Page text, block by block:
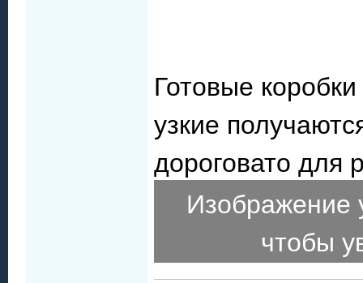
Готовые
узкие
дороговато для
чтобы